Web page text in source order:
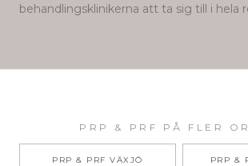
behandlingsklinikerna att ta sig till i hela
PRP & PRF PÅ FLER
PRP & PRF VÄXJÖ PRP &